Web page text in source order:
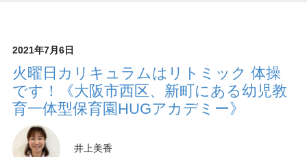
2021年7月6日
火曜日カリキュラムはリトミック 体操
です！《大阪市西区、新町にある幼児教
育一体型保育園HUGアカデミー》
井上美香